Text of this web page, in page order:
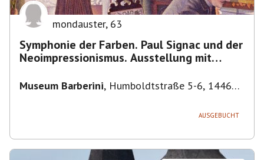
mondauster, 63
Symphonie der Farben. Paul Signac und der
Neoimpressionismus. Ausstellung mit
Museum Barberini, Humboldtstraße 5-6, 14467
AUSGEBUCHT